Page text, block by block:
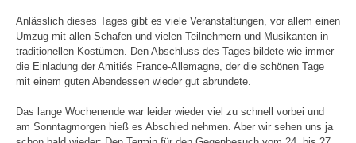
Anlässlich dieses Tages gibt es viele Veranstaltungen, vor allem einen
Umzug mit allen Schafen und vielen Teilnehmern und Musikanten in
traditionellen Kostümen. Den Abschluss des Tages bildete wie immer
die Einladung der Amitiés France-Allemagne, der die schönen Tage
mit einem guten Abendessen wieder gut abrundete.
Das lange Wochenende war leider wieder viel zu schnell vorbei und
am Sonntagmorgen hieß es Abschied nehmen. Aber wir sehen uns ja